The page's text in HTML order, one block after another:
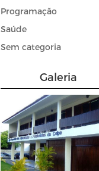
Programação
Saúde
Sem categoria
Galeria